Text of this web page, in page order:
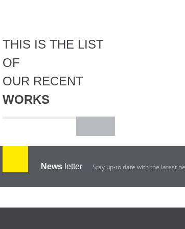
THIS IS THE LIST
OF
OUR RECENT
WORKS
News letter Stay up-to date with the latest